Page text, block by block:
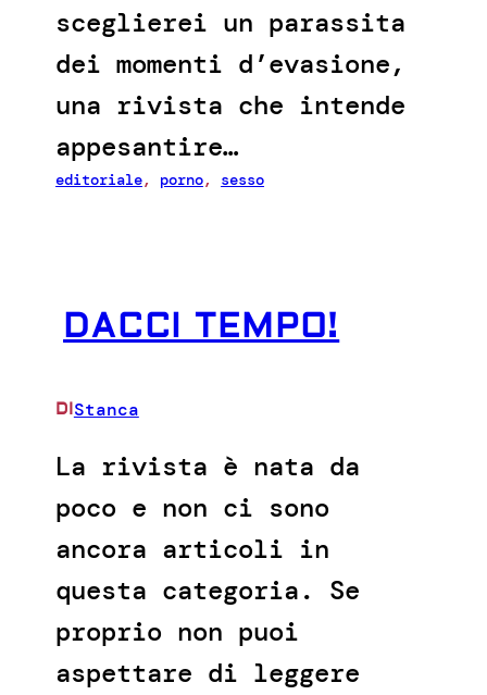
sceglierei un parassita
dei momenti d’evasione,
una rivista che intende
appesantire…
editoriale, porno, sesso
DACCI TEMPO!
DIStanca
La rivista è nata da
poco e non ci sono
ancora articoli in
questa categoria. Se
proprio non puoi
aspettare di leggere